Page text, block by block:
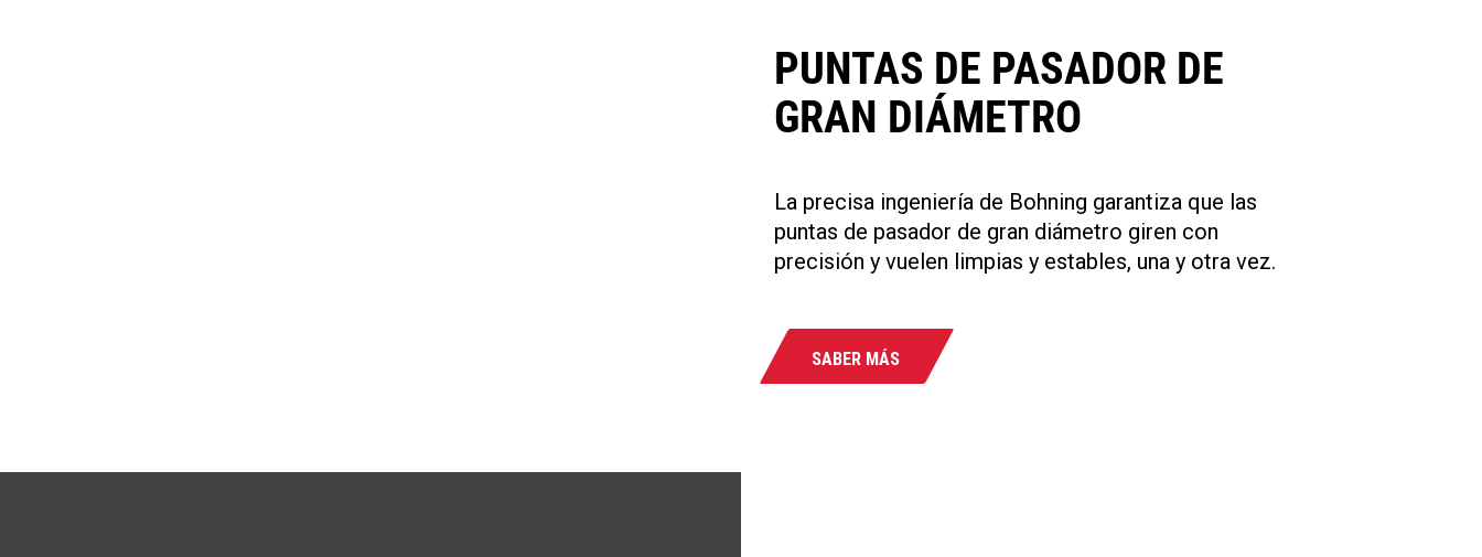
PUNTAS DE PASADOR DE
GRAN DIÁMETRO
La precisa ingeniería de Bohning garantiza que las
puntas de pasador de gran diámetro giren con
precisión y vuelen limpias y estables, una y otra vez.
SABER MÁS